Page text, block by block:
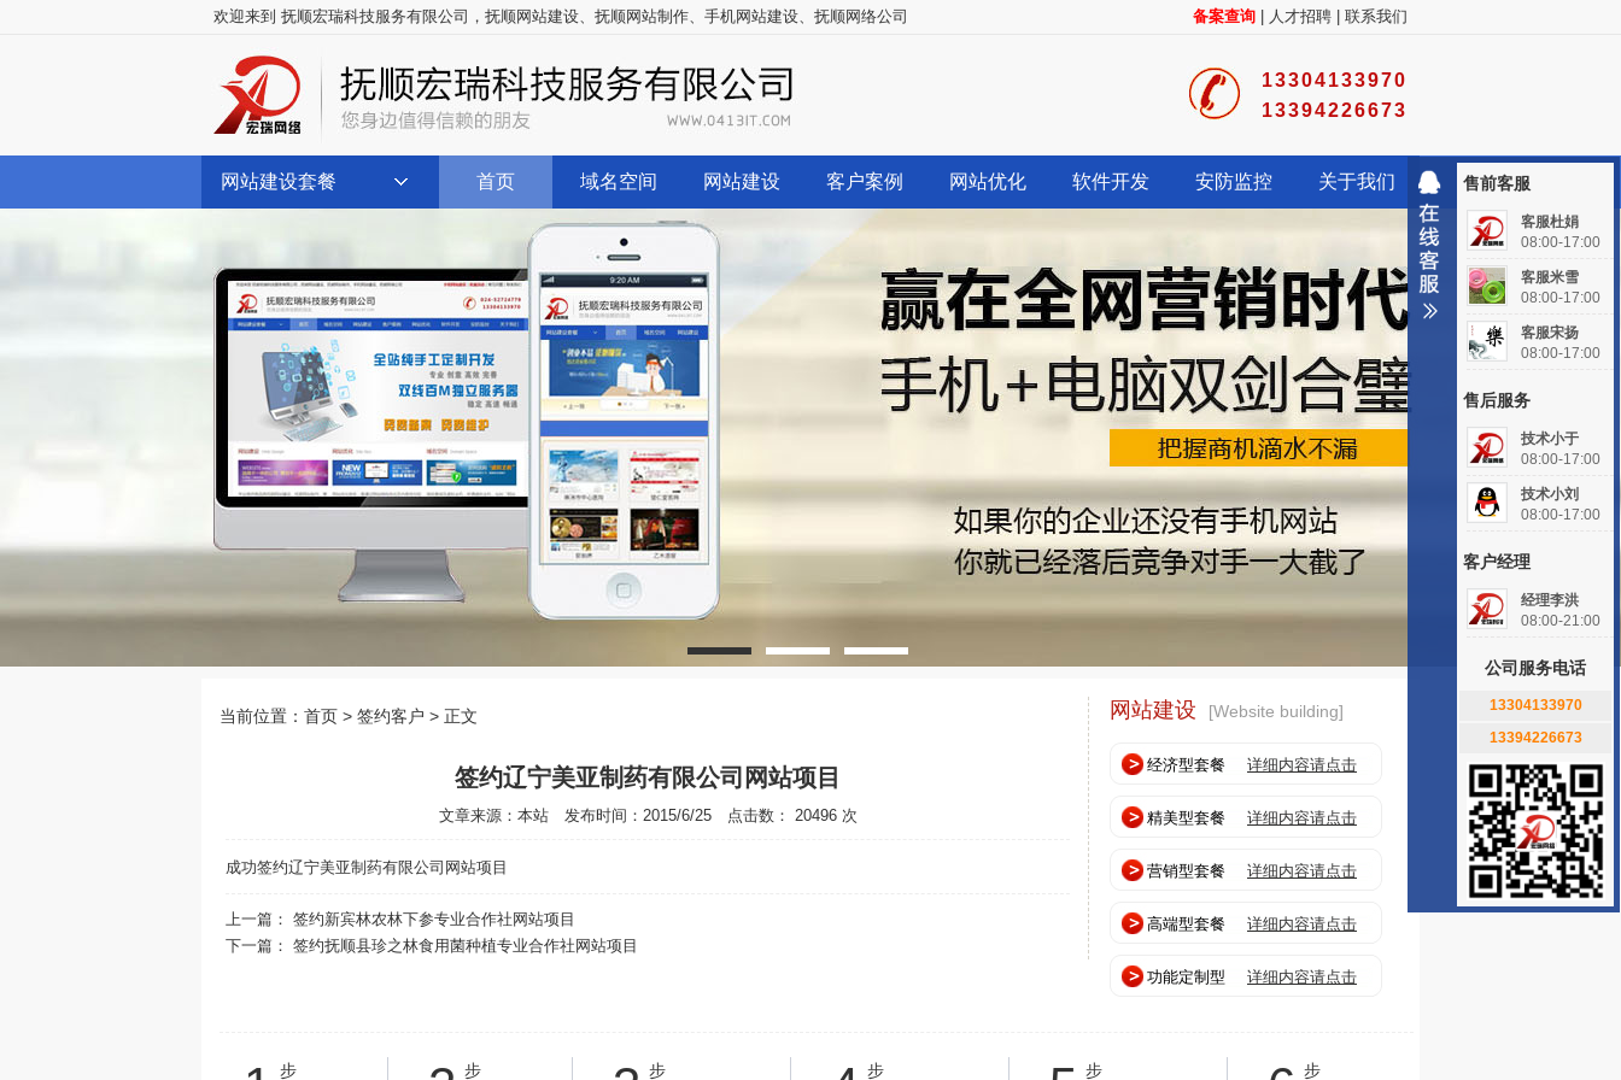
欢迎来到 抚顺宏瑞科技服务有限公司， 抚顺网站建设、 抚顺网站制作、 手机网站建设、 抚顺网络公司 备案查询 人才招聘 联系我们
13304133970
13394226673
网站建设套餐 首页 域名空间 网站建设 客户案例 网站优化 软件开发 安防监控 关于我们
当前位置： 首页 > 签约客户 > 正文
签约辽宁美亚制药有限公司网站项目
文章来源：本站 发布时间：2015/6/25 点击数： 20496 次
成功签约辽宁美亚制药有限公司网站项目
上一篇： 签约新宾林农林下参专业合作社网站项目
下一篇： 签约抚顺县珍之林食用菌种植专业合作社网站项目
网站建设 [Website building]
经济型套餐 详细内容请点击
精美型套餐 详细内容请点击
营销型套餐 详细内容请点击
高端型套餐 详细内容请点击
功能定制型 详细内容请点击
步 步 步 步 步 步
售前客服
客服杜娟
08:00-17:00
客服米雪
08:00-17:00
客服宋扬
08:00-17:00
售后服务
技术小于
08:00-17:00
技术小刘
08:00-17:00
客户经理
经理李洪
08:00-21:00
公司服务电话
13304133970
13394226673